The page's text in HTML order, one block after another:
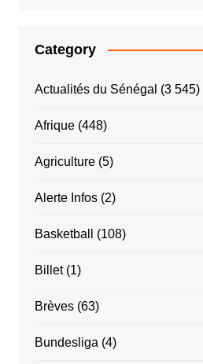
Category
Actualités du Sénégal (3 545)
Afrique(448)
Agriculture(5)
Alerte Infos(2)
Basketball (108)
Billet(1)
Brèves(63)
Bundesliga (4)